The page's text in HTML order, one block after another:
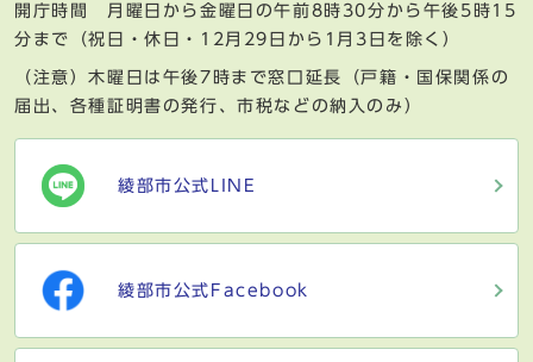
開庁時間 月曜日から金曜日の午前8時30分から午後5時15
分まで（祝日・休日・12月29日から1月3日を除く）
（注意）木曜日は午後7時まで窓口延長（戸籍・国保関係の
届出、各種証明書の発行、市税などの納入のみ）
綾部市公式LINE
綾部市公式Facebook